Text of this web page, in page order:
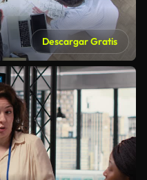
Descargar Gratis